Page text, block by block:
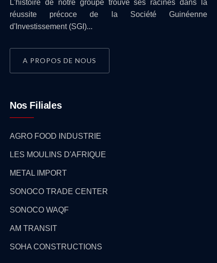
L'histoire de notre groupe trouve ses racines dans la
réussite précoce de la Société Guinéenne
d'Investissement (SGI)...
A PROPOS DE NOUS
Nos Filiales
AGRO FOOD INDUSTRIE
LES MOULINS D'AFRIQUE
METAL IMPORT
SONOCO TRADE CENTER
SONOCO WAQF
AM TRANSIT
SOHA CONSTRUCTIONS